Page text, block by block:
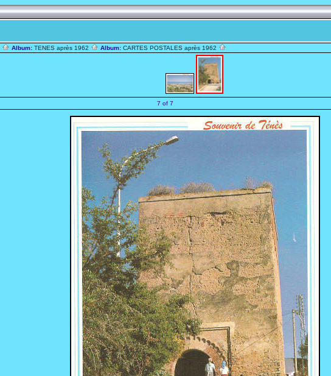
Album: TENES après 1962 Album: CARTES POSTALES après 1962
7 of 7